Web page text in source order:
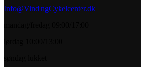
Info@VindingCykelcenter.dk